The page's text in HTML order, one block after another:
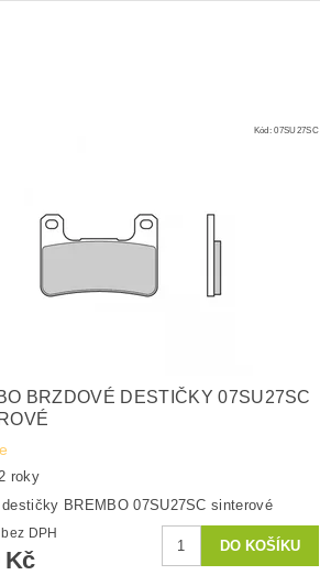
Kód:07SU27SC
BRZDOVÉ DESTIČKY 07SU27SC
roky
destičky BREMBO 07SU27SC sinterové
1 446 Kč bez DPH
Kč